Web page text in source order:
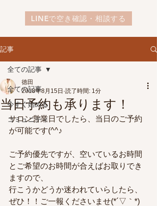
LINEで空き確認・相談する
記事
全ての記事
今すぐ始める
コミュニティ
全ての記事
当日予約も承ります！
徳田
2018年8月15日 読了時間: 1分
サロン営業日でしたら、当日のご予約
が可能です(^^♪
ご予約優先ですが、空いているお時間
とご希望のお時間が合えばお取りでき
ますので、
行こうかどうか迷われていらしたら、
ぜひ！！ご一報くださいませ(*´▽｀*)